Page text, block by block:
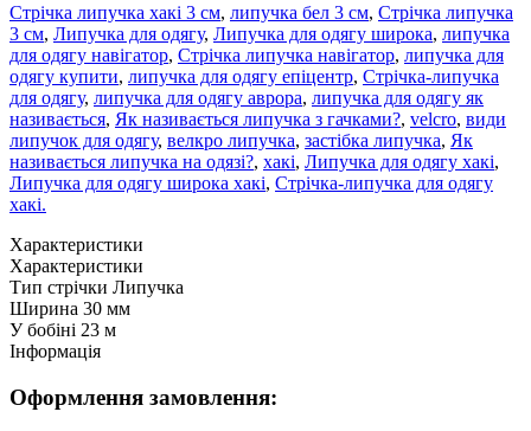
Стрічка липучка хакі 3 см, липучка бел 3 см, Стрічка липучка
3 см, Липучка для одягу, Липучка для одягу широка, липучка
для одягу навігатор, Стрічка липучка навігатор, липучка для
одягу купити, липучка для одягу епіцентр, Стрічка-липучка
для одягу, липучка для одягу аврора, липучка для одягу як
називається, Як називається липучка з гачками?, velcro, види
липучок для одягу, велкро липучка, застібка липучка, Як
називається липучка на одязі?, хакі, Липучка для одягу хакі,
Липучка для одягу широка хакі, Стрічка-липучка для одягу
хакі.
Характеристики
Характеристики
Тип стрічки Липучка
Ширина 30 мм
У бобіні 23 м
Інформація
Оформлення замовлення: